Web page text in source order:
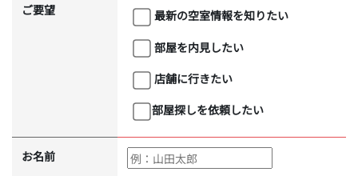
ご要望
最新の空室情報を知りたい
部屋を内見したい
店舗に行きたい
部屋探しを依頼したい
お名前